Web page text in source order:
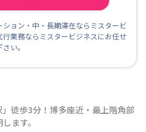
ョン・中・長期滞在ならミスタービ
業務ならミスタービジネスにお任せ
さい。
」徒歩3分！博多座近・最上階角部
ます。